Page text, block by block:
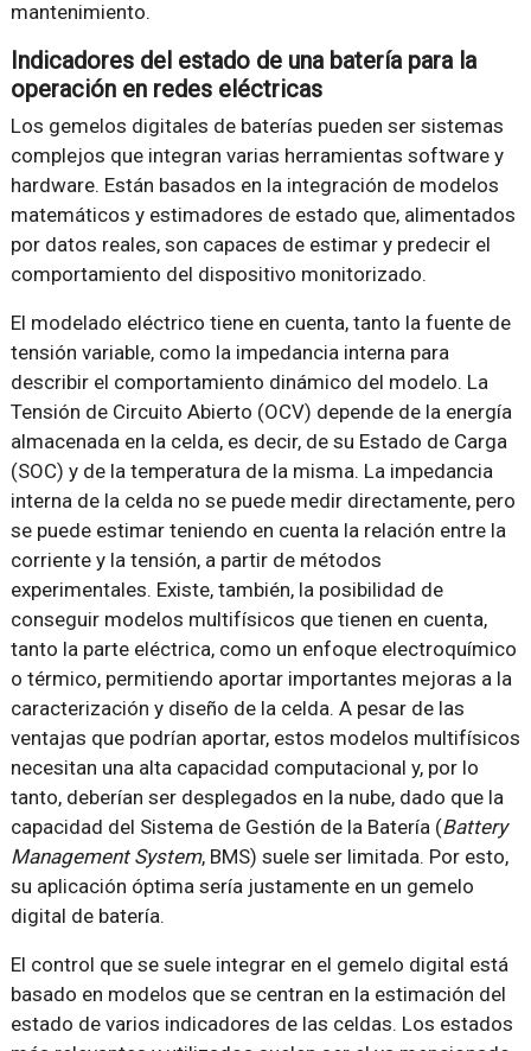
mantenimiento.
Indicadores del estado de una batería para la
operación en redes eléctricas
Los gemelos digitales de baterías pueden ser sistemas
complejos que integran varias herramientas software y
hardware. Están basados en la integración de modelos
matemáticos y estimadores de estado que, alimentados
por datos reales, son capaces de estimar y predecir el
comportamiento del dispositivo monitorizado.
El modelado eléctrico tiene en cuenta, tanto la fuente de
tensión variable, como la impedancia interna para
describir el comportamiento dinámico del modelo. La
Tensión de Circuito Abierto (OCV) depende de la energía
almacenada en la celda, es decir, de su Estado de Carga
(SOC) y de la temperatura de la misma. La impedancia
interna de la celda no se puede medir directamente, pero
se puede estimar teniendo en cuenta la relación entre la
corriente y la tensión, a partir de métodos
experimentales. Existe, también, la posibilidad de
conseguir modelos multifísicos que tienen en cuenta,
tanto la parte eléctrica, como un enfoque electroquímico
o térmico, permitiendo aportar importantes mejoras a la
caracterización y diseño de la celda. A pesar de las
ventajas que podrían aportar, estos modelos multifísicos
necesitan una alta capacidad computacional y, por lo
tanto, deberían ser desplegados en la nube, dado que la
capacidad del Sistema de Gestión de la Batería (Battery
Management System, BMS) suele ser limitada. Por esto,
su aplicación óptima sería justamente en un gemelo
digital de batería.
El control que se suele integrar en el gemelo digital está
basado en modelos que se centran en la estimación del
estado de varios indicadores de las celdas. Los estados